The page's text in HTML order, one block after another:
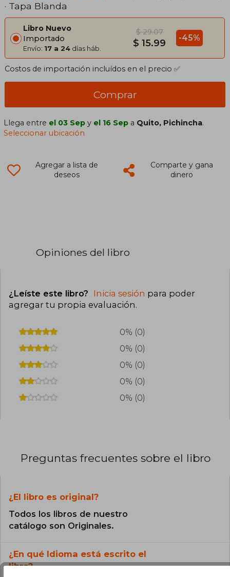
· Tapa Blanda
Libro Nuevo
Importado
Envío: 17 a 24 días háb.
$ 29.07
$ 15.99 -45%
Costos de importación incluídos en el precio ✅
Comprar
Llega entre el 03 Sep y el 16 Sep a Quito, Pichincha.
Seleccionar ubicación
Agregar a lista de
deseos
Comparte y gana
dinero
Opiniones del libro
¿Leíste este libro? Inicia sesión para poder
agregar tu propia evaluación.
0% (0)
0% (0)
0% (0)
0% (0)
0% (0)
Preguntas frecuentes sobre el libro
¿El libro es original?
Todos los libros de nuestro
catálogo son Originales.
¿En qué Idioma está escrito el
libro?